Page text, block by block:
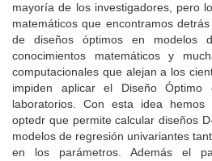
mayoría de los investigadores, pero
matemáticos que encontramos
de diseños óptimos en modelos
conocimientos matemáticos y
computacionales que alejan a los
impiden aplicar el Diseño Óptimo
laboratorios. Con esta idea hemos
optedr que permite calcular diseños
modelos de regresión univariantes
en los parámetros. Además el